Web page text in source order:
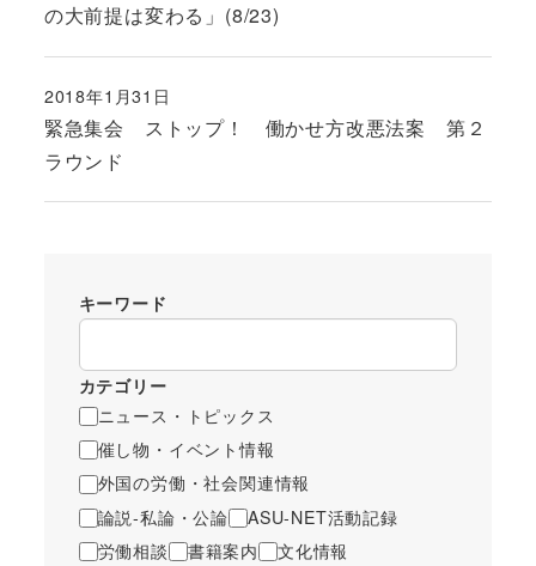
の大前提は変わる」(8/23)
緊急集会 ストップ！ 働かせ方改悪法案 第２
ラウンド
投稿日
2018年1月31日
キーワード
カテゴリー
ニュース・トピックス
催し物・イベント情報
外国の労働・社会関連情報
論説-私論・公論
ASU-NET活動記録
労働相談
書籍案内
文化情報